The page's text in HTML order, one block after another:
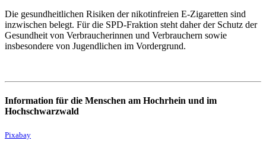
Die gesundheitlichen Risiken der nikotinfreien E-Zigaretten sind
inzwischen belegt. Für die SPD-Fraktion steht daher der Schutz der
Gesundheit von Verbraucherinnen und Verbrauchern sowie
insbesondere von Jugendlichen im Vordergrund.
Information für die Menschen am Hochrhein und im
Hochschwarzwald
Pixabay